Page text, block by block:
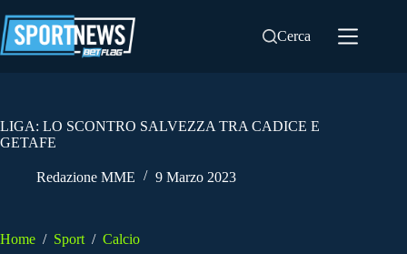
al
contenuto
Cerca
LIGA: LO SCONTRO SALVEZZA TRA CADICE E
GETAFE
Redazione MME 9 Marzo 2023
Home / Sport / Calcio